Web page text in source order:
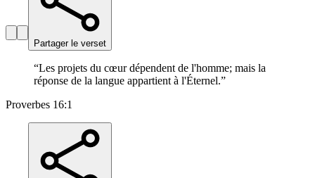
Partager le verset
“Les projets du cœur dépendent de l'homme; mais la
réponse de la langue appartient à l'Éternel.”
Proverbes 16:1